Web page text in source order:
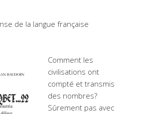
de la langue française
Comment les
civilisations ont
compté et transmis
des nombres?
Sûrement pas avec